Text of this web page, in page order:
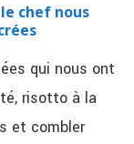
chef nous
qui nous ont
risotto à la
et combler